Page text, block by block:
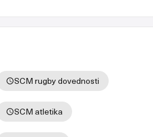
SCM rugby dovednosti
SCM atletika